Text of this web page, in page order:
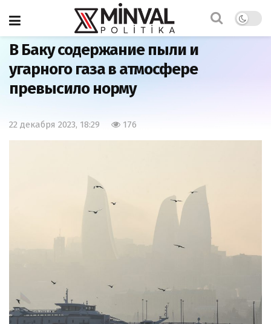
Главная Общество
В Баку содержание пыли и
угарного газа в атмосфере
превысило норму
22 декабря 2023, 18:29 176